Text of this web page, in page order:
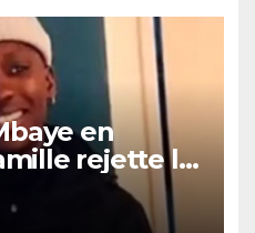
en
rejette la
et exige